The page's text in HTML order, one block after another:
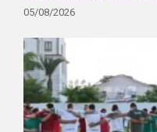
05/08/2026